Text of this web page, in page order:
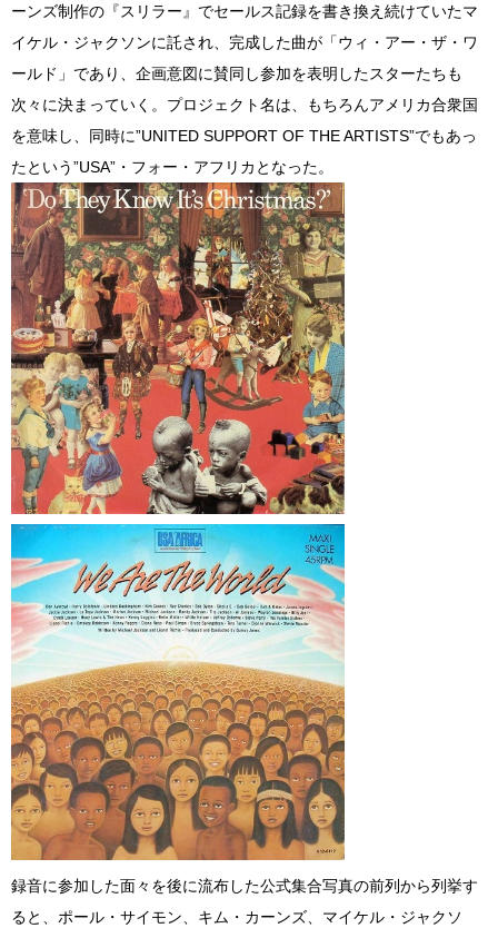
ーンズ制作の『スリラー』でセールス記録を書き換え続けていたマ
イケル・ジャクソンに託され、完成した曲が「ウィ・アー・ザ・ワ
ールド」であり、企画意図に賛同し参加を表明したスターたちも
次々に決まっていく。プロジェクト名は、もちろんアメリカ合衆国
を意味し、同時に”UNITED SUPPORT OF THE ARTISTS”でもあっ
たという”USA”・フォー・アフリカとなった。
録音に参加した面々を後に流布した公式集合写真の前列から列挙す
ると、ポール・サイモン、キム・カーンズ、マイケル・ジャクソ